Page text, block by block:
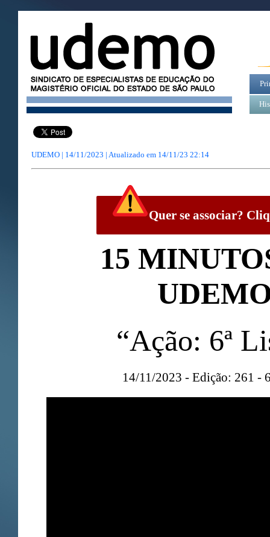
UDEMO | 14/11/2023 | Atualizado em 14/11/23 22:14
Quer se associar?
15
“Ação: 6ª
14/11/2023 - Edição: 261 -